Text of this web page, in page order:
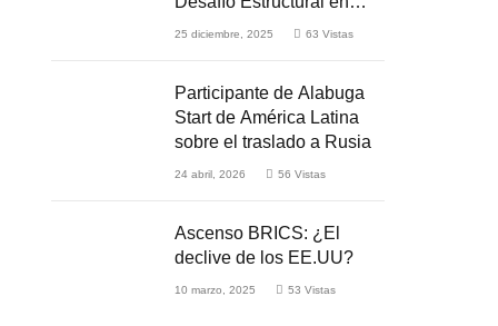
Medio de la Guerra
25 diciembre, 2025 63 Vistas
Participante de Alabuga
Start de América Latina
sobre el traslado a Rusia
24 abril, 2026 56 Vistas
Ascenso BRICS: ¿El
declive de los EE.UU?
10 marzo, 2025 53 Vistas